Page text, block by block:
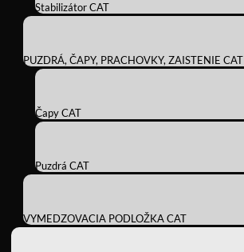
Stabilizátor CAT
PUZDRÁ, ČAPY, PRACHOVKY, ZAISTENIE CAT
Čapy CAT
Puzdrá CAT
VYMEDZOVACIA PODLOŽKA CAT